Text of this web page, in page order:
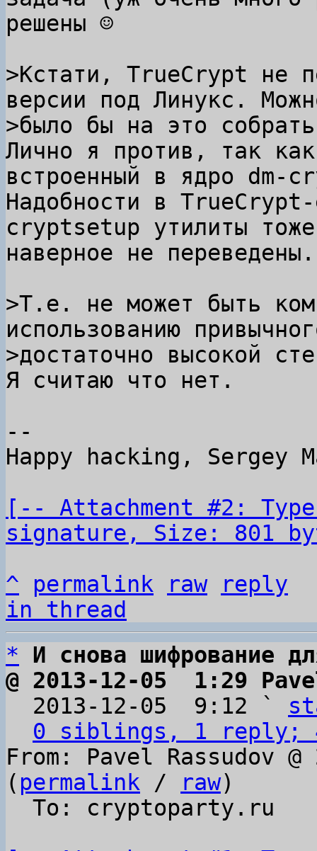
решены ☺
>Кстати, TrueCrypt не
версии под Линукс.
Лично я против, так
встроенный в ядро dm-
Надобности в
cryptsetup утилиты тоже
наверное не переведены.
>Т.е. не может быть
использованию
Я считаю что нет.
--
Happy hacking, Sergey
[-- Attachment #2:
signature, Size: 801
^
permalink raw
reply
in thread
*
И снова шифрование
@ 2013-12-05  1:29
2013-12-05  9:12 `
0 siblings, 1 reply;
From: Pavel Rassudov
( permalink / raw)